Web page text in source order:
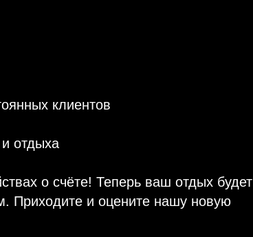
клиентов
отдыха
о счёте! Теперь ваш отдых будет
Приходите и оцените нашу новую